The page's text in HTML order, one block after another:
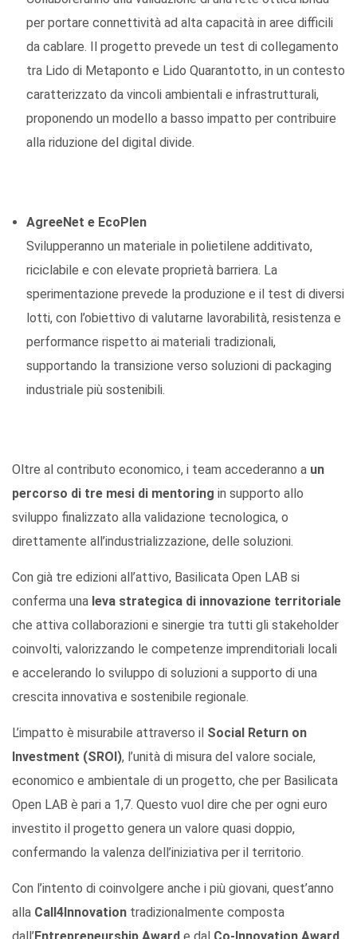
per portare connettività ad alta capacità in aree difficili
da cablare. Il progetto prevede un test di collegamento
tra Lido di Metaponto e Lido Quarantotto, in un contesto
caratterizzato da vincoli ambientali e infrastrutturali,
proponendo un modello a basso impatto per contribuire
alla riduzione del digital divide.
AgreeNet e EcoPlen
Svilupperanno un materiale in polietilene additivato,
riciclabile e con elevate proprietà barriera. La
sperimentazione prevede la produzione e il test di diversi
lotti, con l’obiettivo di valutarne lavorabilità, resistenza e
performance rispetto ai materiali tradizionali,
supportando la transizione verso soluzioni di packaging
industriale più sostenibili.
Oltre al contributo economico, i team accederanno a un
percorso di tre mesi di mentoring in supporto allo
sviluppo finalizzato alla validazione tecnologica, o
direttamente all’industrializzazione, delle soluzioni.
Con già tre edizioni all’attivo, Basilicata Open LAB si
conferma una leva strategica di innovazione territoriale
che attiva collaborazioni e sinergie tra tutti gli stakeholder
coinvolti, valorizzando le competenze imprenditoriali locali
e accelerando lo sviluppo di soluzioni a supporto di una
crescita innovativa e sostenibile regionale.
L’impatto è misurabile attraverso il Social Return on
Investment (SROI), l’unità di misura del valore sociale,
economico e ambientale di un progetto, che per Basilicata
Open LAB è pari a 1,7. Questo vuol dire che per ogni euro
investito il progetto genera un valore quasi doppio,
confermando la valenza dell’iniziativa per il territorio.
Con l’intento di coinvolgere anche i più giovani, quest’anno
alla Call4Innovation tradizionalmente composta